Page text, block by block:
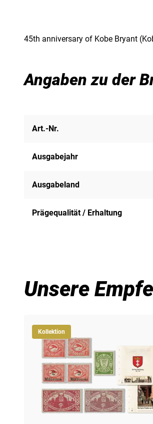
45th anniversary of Kobe Bryant
Angaben zu der
Art.-Nr.
Ausgabejahr
Ausgabeland
Prägequalität / Erhaltung
Unsere
Kollektion